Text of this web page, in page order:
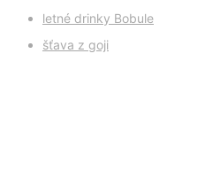
letné drinky Bobule
šťava z goji